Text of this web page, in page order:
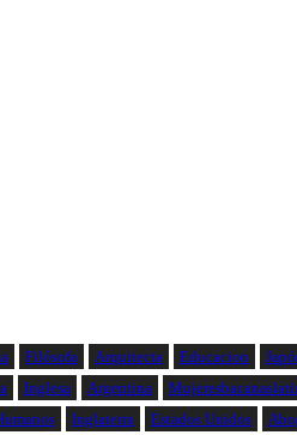
Filósofa Arquitecta Educacion
Inglesa Argentina
Inglaterra Estados Unidos